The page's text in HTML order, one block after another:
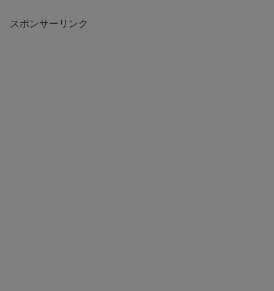
スポンサーリンク